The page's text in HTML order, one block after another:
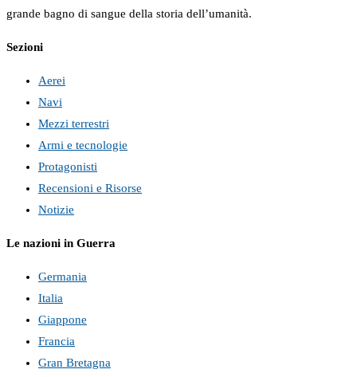
grande bagno di sangue della storia dell’umanità.
Sezioni
Aerei
Navi
Mezzi terrestri
Armi e tecnologie
Protagonisti
Recensioni e Risorse
Notizie
Le nazioni in Guerra
Germania
Italia
Giappone
Francia
Gran Bretagna